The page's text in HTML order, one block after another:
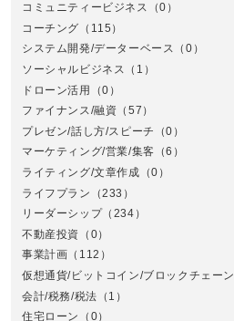
コミュニティービジネス
（0）
コーチング （115）
システム開発/データーベース （0）
ソーシャルビジネス （1）
ドローン活用
（0）
ファイナンス/融資 （57）
プレゼン/話し方/スピーチ
（0）
マーケティング/営業/集客 （6）
ライティング/文章作成 （0）
ライフプラン
（233）
リーダーシップ（234）
不動産投資 （0）
事業計画 （112）
仮想通貨/ビットコイン/ブロックチェーン
会計/税務/税法 （1）
住宅ローン
（0）